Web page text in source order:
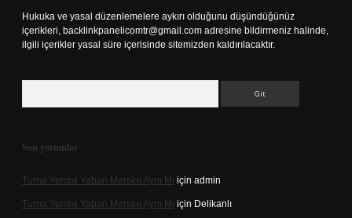
Hukuka ve yasal düzenlemelere aykırı olduğunu düşündüğünüz
içerikleri, backlinkpanelicomtr@gmail.com adresine bildirmeniz halinde,
ilgili içerikler yasal süre içerisinde sitemizden kaldırılacaktır.
Son yorumlar
Turna Yemisi Yaban Mersini Aynı Mı için admin
Turna Yemisi Yaban Mersini Aynı Mı için Delikanlı